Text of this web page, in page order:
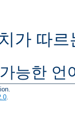
가 따
가능한 언